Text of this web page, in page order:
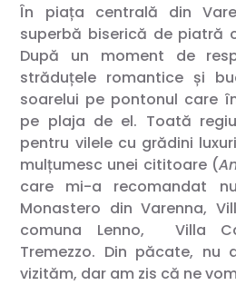
În piața centrală din
superbă biserică de piatră
După un moment de
străduțele romantice și
soarelui pe pontonul care
pe plaja de el. Toată
pentru vilele cu grădini
mulțumesc unei cititoare (
care mi-a recomandat
Monastero din Varenna,
comuna Lenno, Villa
Tremezzo. Din păcate,
vizităm, dar am zis că ne